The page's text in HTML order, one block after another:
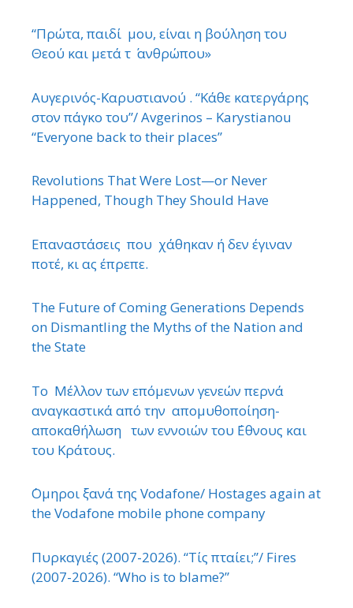
“Πρώτα, παιδί μου, είναι η βούληση του
Θεού και μετά τ ΄ ανθρώπου»
Αυγερινός-Καρυστιανού . “Κάθε κατεργάρης
στον πάγκο του”/ Avgerinos – Karystianou
“Εveryone back to their places”
Revolutions That Were Lost—or Never
Happened, Though They Should Have
Επαναστάσεις που χάθηκαν ή δεν έγιναν
ποτέ, κι ας έπρεπε.
The Future of Coming Generations Depends
on Dismantling the Myths of the Nation and
the State
Το Μέλλον των επόμενων γενεών περνά
αναγκαστικά από την απομυθοποίηση-
αποκαθήλωση των εννοιών του ΄Εθνους και
του Κράτους.
΄Ομηροι ξανά της Vodafone/ Hostages again at
the Vodafone mobile phone company
Πυρκαγιές (2007-2026). “Τίς πταίει;”/ Fires
(2007-2026). “Who is to blame?”